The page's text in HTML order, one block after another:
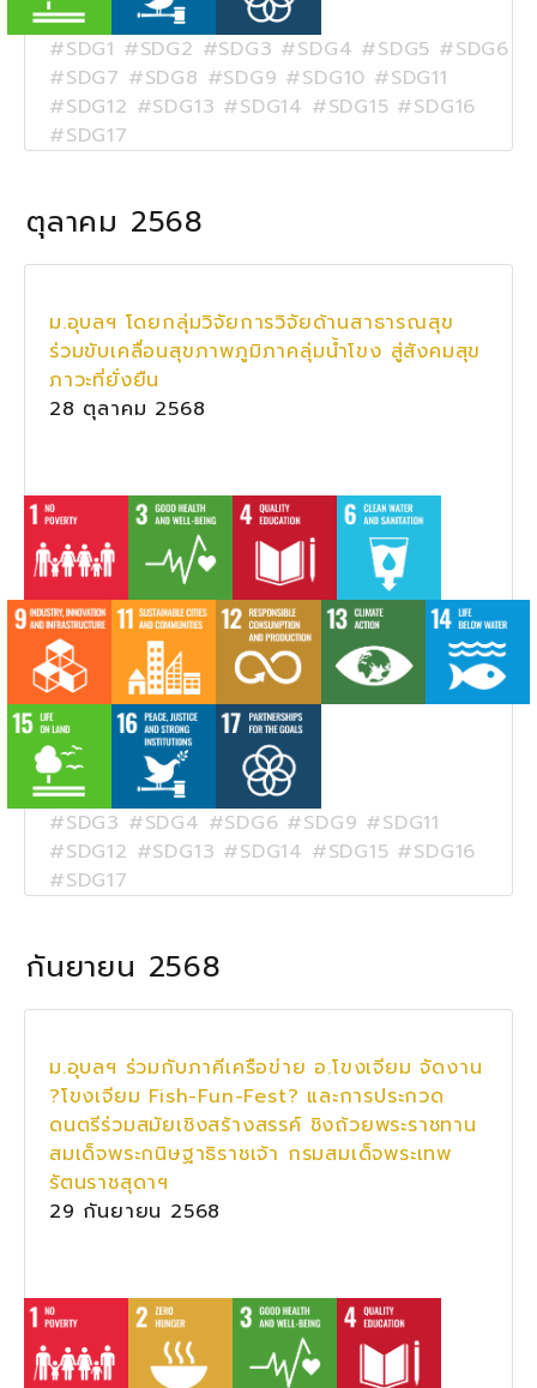
#SDG1 #SDG2 #SDG3 #SDG4 #SDG5 #SDG6
#SDG7 #SDG8 #SDG9 #SDG10 #SDG11
#SDG12 #SDG13 #SDG14 #SDG15 #SDG16
#SDG17
ตุลาคม 2568
ม.อุบลฯ โดยกลุ่มวิจัยการวิจัยด้านสาธารณสุข
ร่วมขับเคลื่อนสุขภาพภูมิภาคลุ่มน้ำโขง สู่สังคมสุข
ภาวะที่ยั่งยืน
28 ตุลาคม 2568
#SDG3 #SDG4 #SDG6 #SDG9 #SDG11
#SDG12 #SDG13 #SDG14 #SDG15 #SDG16
#SDG17
กันยายน 2568
ม.อุบลฯ ร่วมกับภาคีเครือข่าย อ.โขงเจียม จัดงาน
?โขงเจียม Fish-Fun-Fest? และการประกวด
ดนตรีร่วมสมัยเชิงสร้างสรรค์ ชิงถ้วยพระราชทาน
สมเด็จพระกนิษฐาธิราชเจ้า กรมสมเด็จพระเทพ
รัตนราชสุดาฯ
29 กันยายน 2568